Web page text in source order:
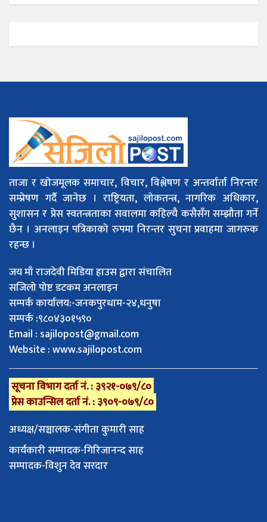
ताजा र खोजमूलक समाचार, विचार, विश्लेषण र अन्तर्वार्ता निरन्तर
सम्प्रेषण गर्दै जानेछ । राष्ट्रियता, लोकतन्त्र, नागरिक अधिकार,
सुशासन र प्रेस स्वतन्त्रताका सवालमा कहिल्यै कसैसँग सम्झौता गर्ने
छैन । अनलाइन पत्रिकाको रुपमा निरन्तर सुचना प्रवाहमा जागरुक
रहन्छ ।
जय माँ राजदेवी मिडिया हाउस द्वारा संचालित
सजिलो पोष्ट डटकम अनलाइन
सम्पर्क कार्यालय:-जनकपुरधाम-२४,धनुषा
सम्पर्क :९८०४३०१५९०
Email : sajilopost@gmail.com
Website : www.sajilopost.com
सूचना विभाग दर्ता नं. : ३९२१-०७९/८०
प्रेस काउन्सिल दर्ता नं. : ३९०९-०७९/८०
अध्यक्ष/सञ्चालक-संगीता कुमारी साह
कार्यकारी सम्पादक-गिरिजानन्द साह
सम्पादक-विशुन देव सरदार